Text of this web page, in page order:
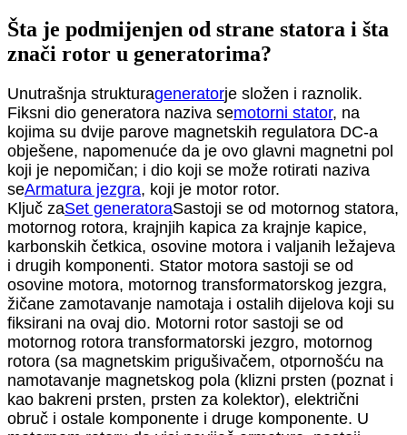
Šta je podmijenjen od strane statora i šta
znači rotor u generatorima?
Unutrašnja strukturageneratorje složen i raznolik.
Fiksni dio generatora naziva semotorni stator, na
kojima su dvije parove magnetskih regulatora DC-a
obješene, napomenuće da je ovo glavni magnetni pol
koji je nepomičan; i dio koji se može rotirati naziva
seArmatura jezgra, koji je motor rotor.
Ključ zaSet generatoraSastoji se od motornog statora,
motornog rotora, krajnjih kapica za krajnje kapice,
karbonskih četkica, osovine motora i valjanih ležajeva
i drugih komponenti. Stator motora sastoji se od
osovine motora, motornog transformatorskog jezgra,
žičane zamotavanje namotaja i ostalih dijelova koji su
fiksirani na ovaj dio. Motorni rotor sastoji se od
motornog rotora transformatorski jezgro, motornog
rotora (sa magnetskim prigušivačem, otpornošću na
namotavanje magnetskog pola (klizni prsten (poznat i
kao bakreni prsten, prsten za kolektor), električni
obruč i ostale komponente i druge komponente. U